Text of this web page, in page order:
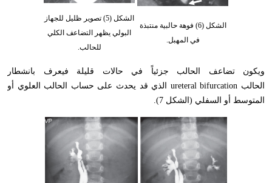
الشكل (6) فوهة حالبية منتبذة
في المهبل.
الشكل (5) تصوير ظليل للجهاز
البولي يظهر التضاعف الكلي
للحالب.
ويكون تضاعف الحالب جزئياً في حالات قليلة فيعرف بانشطار
الحالب ureteral bifurcation
الذي قد يحدث على حساب الحالب العلوي أو
المتوسط أو السفلي (الشكل 7).